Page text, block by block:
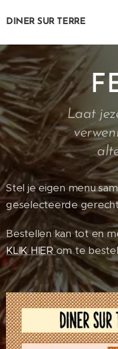
DINER SUR TERRE
Laat
Stel je eigen menu
geselecteerde
Bestellen kan tot en
KLIK HIERom te